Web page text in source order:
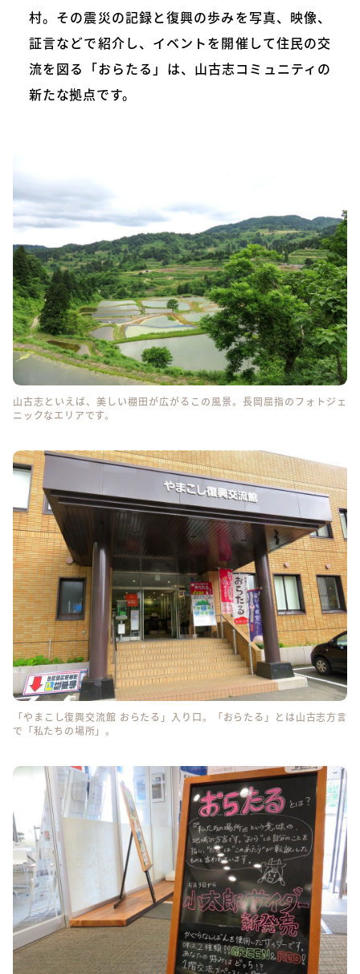
村。その震災の記録と復興の歩みを写真、映像、
証言などで紹介し、イベントを開催して住民の交
流を図る「おらたる」は、山古志コミュニティの
新たな拠点です。
山古志といえば、美しい棚田が広がるこの風景。長岡屈指のフォトジェ
ニックなエリアです。
「やまこし復興交流館 おらたる」入り口。「おらたる」とは山古志方言
で「私たちの場所」。